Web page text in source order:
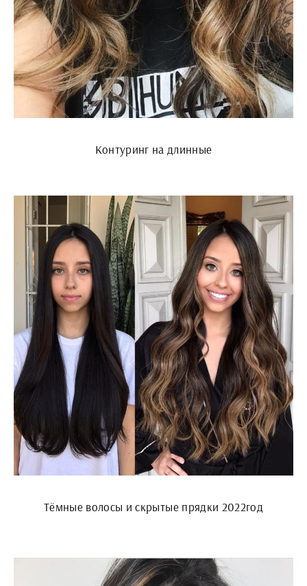
Контуринг на длинные
Тёмные волосы и скрытые прядки 2022год